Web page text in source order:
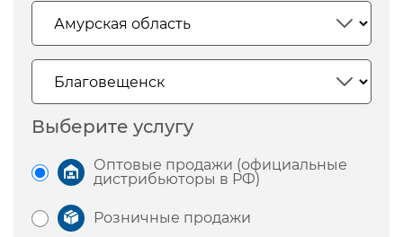
Выберите услугу
Оптовые продажи (официальные
дистрибьюторы в РФ)
Розничные продажи